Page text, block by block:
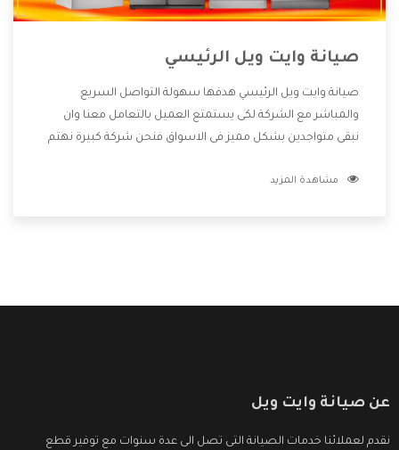
صيانة وايت ويل الرئيسي
صيانة وايت ويل الرئيسي هدفها سهولة التواصل السريع
والمباشر مع الشركة لكى يستمتع العميل بالتعامل معنا وان
نبقى متواجدين بشكل مميز فى الاسواق فنحن شركة كبيرة نهتم
الشركة بها والتى تكون منها خدمة الصيانة التى تكون من أهم
مشاهدة المزيد
عن صيانة وايت ويل
نقدم لعملائنا خدمات الصيانة التى تصل الى عدة سنوات مع توفير قطع